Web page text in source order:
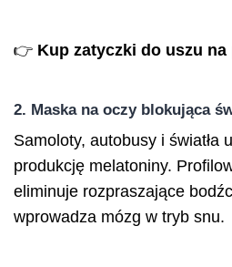
👉 Kup zatyczki do uszu na
2. Maska na oczy blokująca
Samoloty, autobusy i światła
produkcję melatoniny.
eliminuje rozpraszające
wprowadza mózg w tryb snu.